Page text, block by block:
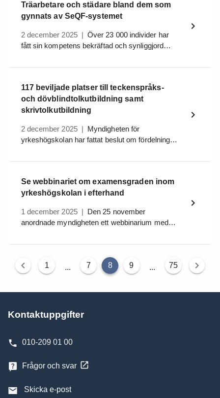
Träarbetare och städare bland dem som
gynnats av SeQF-systemet
2 december 2025 | Över 23 000 individer har
fått sin kompetens bekräftad och synliggjord
117 beviljade platser till teckenspråks-
och dövblindtolkutbildning samt
skrivtolkutbildning
2 december 2025 | Myndigheten för
yrkeshögskolan har fattat beslut om fördelning
Se webbinariet om examensgraden inom
yrkeshögskolan i efterhand
1 december 2025 | Den 25 november
anordnade myndigheten ett webbinarium med
1 ... 7 8 9 ... 75
Kontaktuppgifter
010-209 01 00
Frågor och svar
Skicka e-post